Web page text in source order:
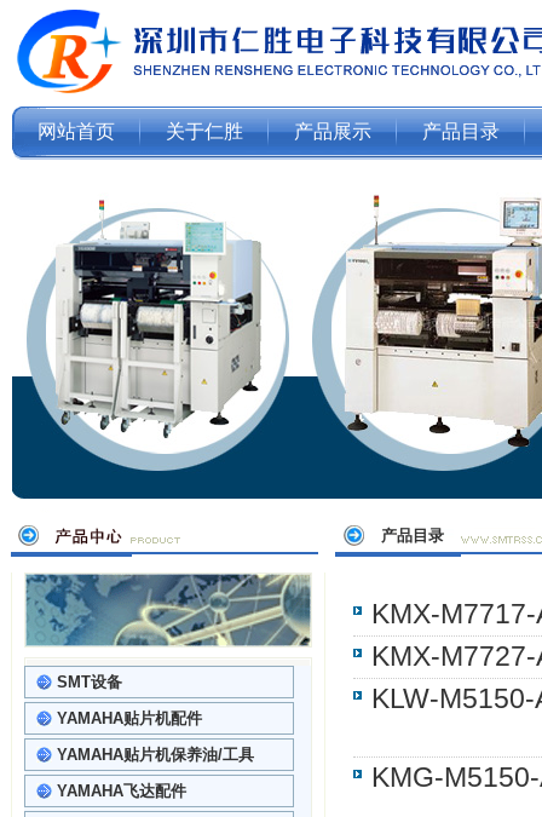
网站首页 关于仁胜 产品展示 产品目录
SMT设备
YAMAHA贴片机配件
YAMAHA贴片机保养油/工具
YAMAHA飞达配件
产品目录
KMX-
KMX-
KLW-
KMG-